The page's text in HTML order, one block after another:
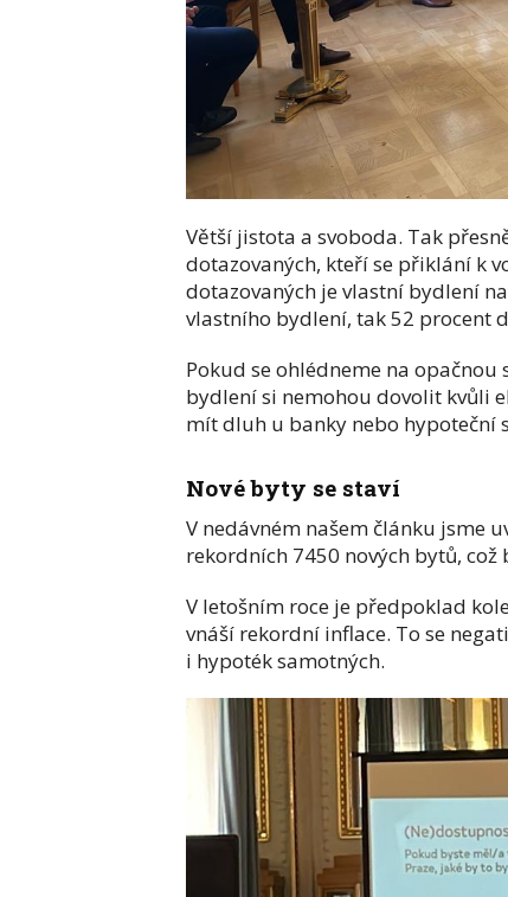
Větší jistota a svoboda. Tak
dotazovaných, kteří se přiklání k
dotazovaných je vlastní bydlení
vlastního bydlení, tak 52 procent
Pokud se ohlédneme na
bydlení si nemohou dovolit kvůli
mít dluh u banky nebo hypoteční
Nové byty se staví
V nedávném našem článku jsme
rekordních 7450 nových bytů,
V letošním roce je předpoklad
vnáší rekordní inflace. To se
i hypoték samotných.